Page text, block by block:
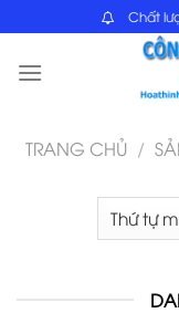
content
Chất
TRANG CHỦ /